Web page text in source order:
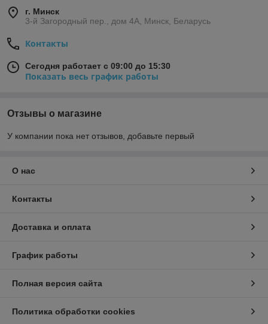
г. Минск
3-й Загородный пер., дом 4А, Минск, Беларусь
Контакты
Сегодня работает с 09:00 до 15:30
Показать весь график работы
Отзывы о магазине
У компании пока нет отзывов, добавьте первый
О нас
Контакты
Доставка и оплата
График работы
Полная версия сайта
Политика обработки cookies